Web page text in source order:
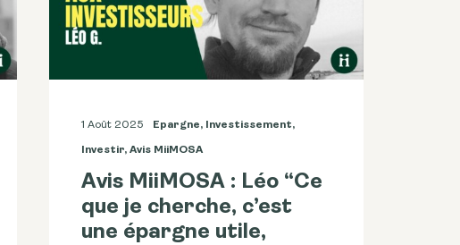
1 Août 2025 Epargne, Investissement,
Investir, Avis MiiMOSA
Avis MiiMOSA : Léo “Ce
que je cherche, c’est
une épargne utile,